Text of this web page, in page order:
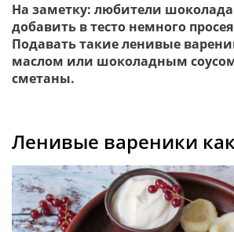
На заметку: любители
добавить в тесто немного
Подавать такие ленивые
маслом или шоколадным
сметаны.
Ленивые вареники